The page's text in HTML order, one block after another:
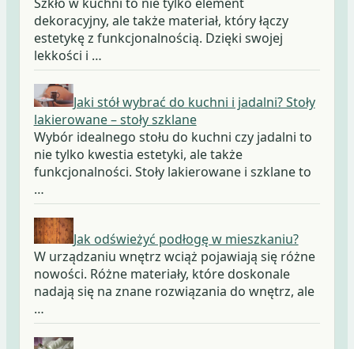
dekoracyjny, ale także materiał, który łączy
estetykę z funkcjonalnością. Dzięki swojej
lekkości i …
Jaki stół wybrać do kuchni i jadalni? Stoły
lakierowane – stoły szklane
Wybór idealnego stołu do kuchni czy jadalni to
nie tylko kwestia estetyki, ale także
funkcjonalności. Stoły lakierowane i szklane to
…
Jak odświeżyć podłogę w mieszkaniu?
W urządzaniu wnętrz wciąż pojawiają się różne
nowości. Różne materiały, które doskonale
nadają się na znane rozwiązania do wnętrz, ale
…